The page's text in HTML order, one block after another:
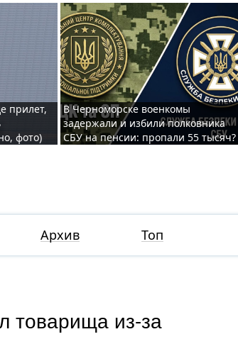
прилет,
фото)
В Черноморске военкомы
задержали и избили полковника
СБУ на пенсии: пропали 55 тысяч?
Архив Топ
товарища из-за